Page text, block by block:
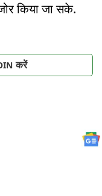
किया जा सके.
करें